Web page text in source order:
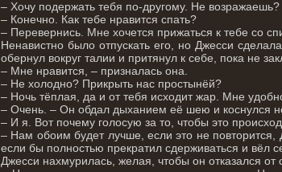
– Хочу подержать тебя по-другому. Не
– Конечно. Как тебе нравится спать?
– Перевернись. Мне хочется прижаться к тебе со
Ненавистно было отпускать его, но Джесси
обернул вокруг талии и притянул к себе, пока не
– Мне нравится, – призналась она.
– Не холодно? Прикрыть нас простынёй?
– Ночь тёплая, да и от тебя исходит жар. Мне
– Очень. – Он обдал дыханием её шею и коснулся
– И я. Вот почему голосую за то, чтобы это
– Нам обоим будет лучше, если это не
если бы полностью прекратил сдерживаться и вёл
Джесси нахмурилась, желая, чтобы он отказался от